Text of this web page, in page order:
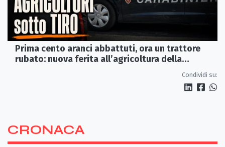
Prima cento aranci abbattuti, ora un trattore
rubato: nuova ferita all’agricoltura della
Condividi su:
CRONACA